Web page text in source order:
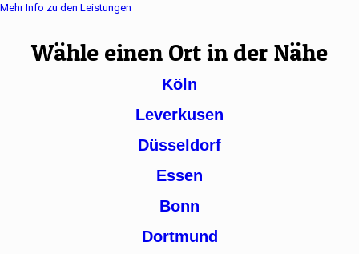
Mehr Info zu den Leistungen
Wähle einen Ort in der Nähe
Köln
Leverkusen
Düsseldorf
Essen
Bonn
Dortmund